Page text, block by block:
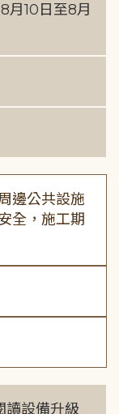
月10日至8月
邊公共設施
全，施工期
讀設備升級